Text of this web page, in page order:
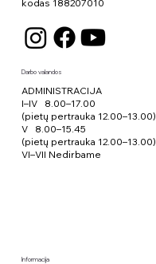
kodas 188207010
Darbo valandos
ADMINISTRACIJA
I–IV 8.00–17.00
(pietų pertrauka 12.00–13.00)
V 8.00–15.45
(pietų pertrauka 12.00–13.00)
VI–VII Nedirbame
Informacija